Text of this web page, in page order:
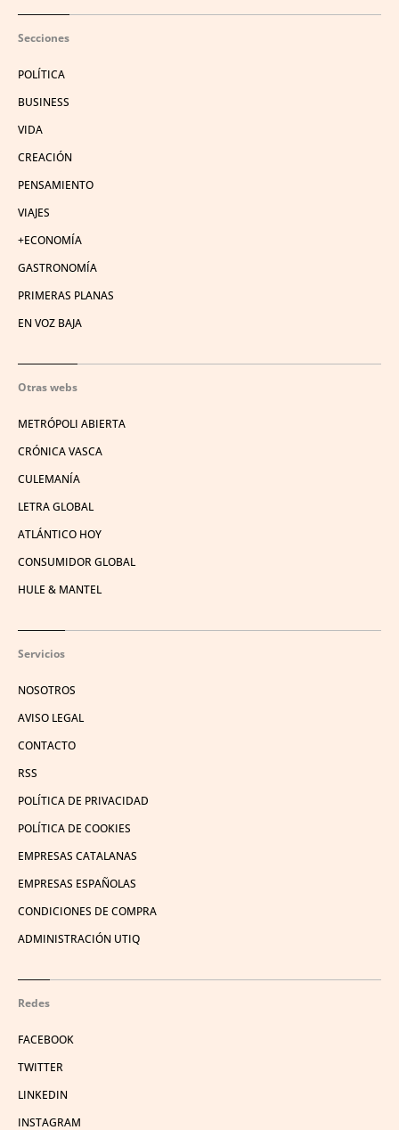
Secciones
POLÍTICA
BUSINESS
VIDA
CREACIÓN
PENSAMIENTO
VIAJES
+ECONOMÍA
GASTRONOMÍA
PRIMERAS PLANAS
EN VOZ BAJA
Otras webs
METRÓPOLI ABIERTA
CRÓNICA VASCA
CULEMANÍA
LETRA GLOBAL
ATLÁNTICO HOY
CONSUMIDOR GLOBAL
HULE & MANTEL
Servicios
NOSOTROS
AVISO LEGAL
CONTACTO
RSS
POLÍTICA DE PRIVACIDAD
POLÍTICA DE COOKIES
EMPRESAS CATALANAS
EMPRESAS ESPAÑOLAS
CONDICIONES DE COMPRA
ADMINISTRACIÓN UTIQ
Redes
FACEBOOK
TWITTER
LINKEDIN
INSTAGRAM